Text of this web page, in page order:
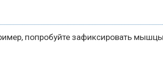
попробуйте зафиксировать